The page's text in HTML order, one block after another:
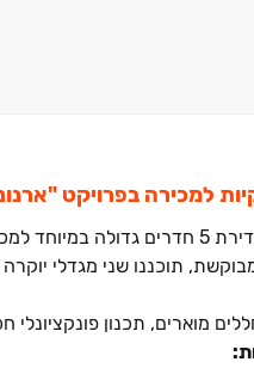
מבית אזורים.
בני ‏22 קומות, המשלבים תכנון אדריכלי מודרני עם מרחב
מוארים, תכנון